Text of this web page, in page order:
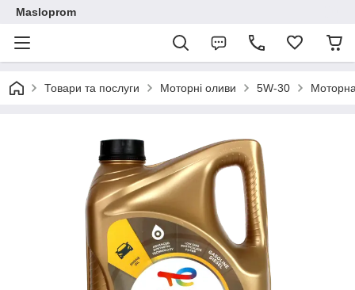
Masloprom
Товари та послуги Моторні оливи 5W-30